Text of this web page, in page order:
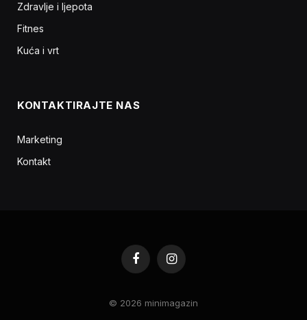
Zdravlje i ljepota
Fitnes
Kuća i vrt
KONTAKTIRAJTE NAS
Marketing
Kontakt
FacebookInstagram
© 2026 minimagazin